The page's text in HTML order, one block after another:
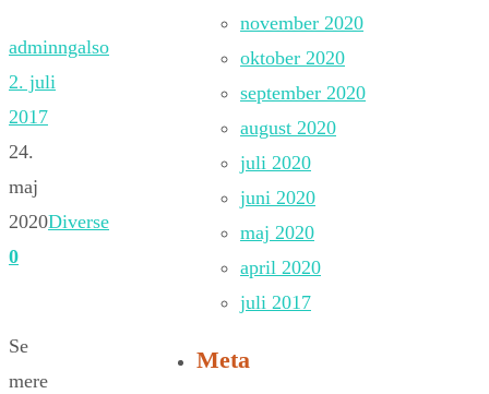
adminngalso
2. juli
2017
24.
maj
2020Diverse
0
Se
mere
november 2020
oktober 2020
september 2020
august 2020
juli 2020
juni 2020
maj 2020
april 2020
juli 2017
Meta